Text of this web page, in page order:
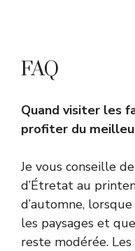
FAQ
Quand visiter les
profiter du
Je vous conseille
d’Étretat au
d’automne,
les paysages et
reste modérée.